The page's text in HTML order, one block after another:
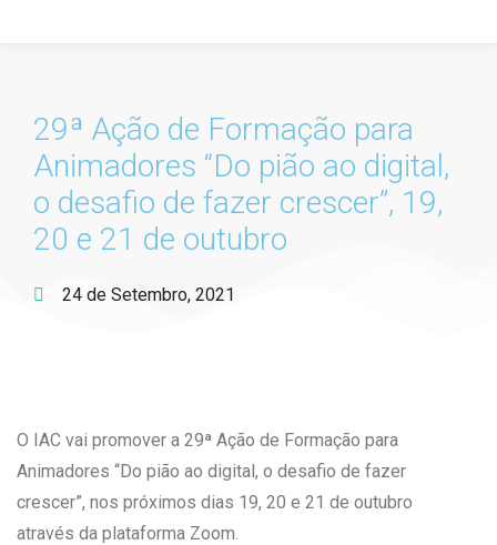
29ª Ação de Formação para
Animadores “Do pião ao digital,
o desafio de fazer crescer”, 19,
20 e 21 de outubro
24 de Setembro, 2021
O IAC vai promover a 29ª Ação de Formação para
Animadores “Do pião ao digital, o desafio de fazer
crescer”, nos próximos dias 19, 20 e 21 de outubro
através da plataforma Zoom.